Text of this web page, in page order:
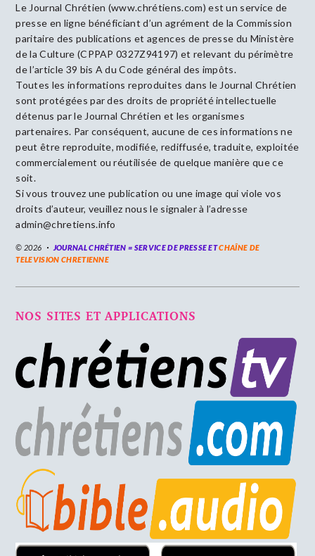
Le Journal Chrétien (www.chrétiens.com) est un service de
presse en ligne bénéficiant d’un agrément de la Commission
paritaire des publications et agences de presse du Ministère
de la Culture (CPPAP 0327Z94197) et relevant du périmètre
de l’article 39 bis A du Code général des impôts.
Toutes les informations reproduites dans le Journal Chrétien
sont protégées par des droits de propriété intellectuelle
détenus par le Journal Chrétien et les organismes
partenaires. Par conséquent, aucune de ces informations ne
peut être reproduite, modifiée, rediffusée, traduite, exploitée
commercialement ou réutilisée de quelque manière que ce
soit.
Si vous trouvez une publication ou une image qui viole vos
droits d’auteur, veuillez nous le signaler à l’adresse
admin@chretiens.info
© 2026 JOURNAL CHRÉTIEN = SERVICE DE PRESSE ETCHAÎNE DE
TELEVISION CHRETIENNE
NOS SITES ET APPLICATIONS